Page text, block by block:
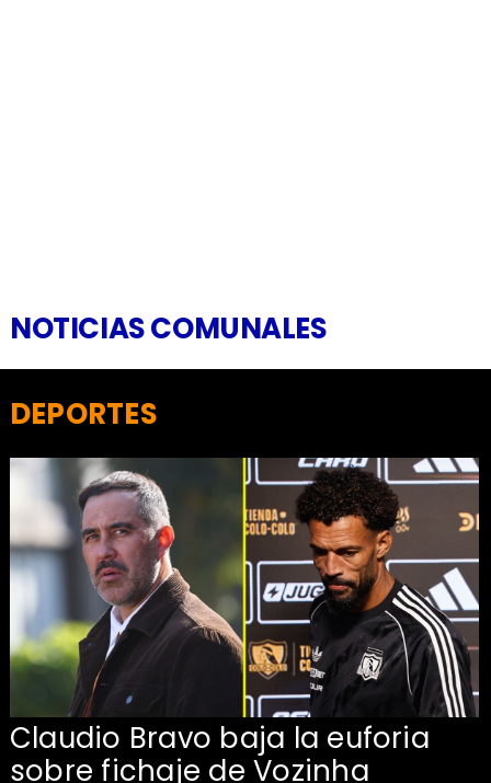
NOTICIAS COMUNALES
Claudio Bravo baja la euforia
sobre fichaje de Vozinha
DEPORTES